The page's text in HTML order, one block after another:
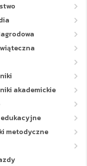
akademickie
metodyczne